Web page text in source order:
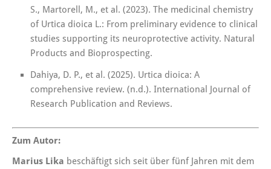
S., Martorell, M., et al. (2023). The medicinal chemistry
of Urtica dioica L.: From preliminary evidence to clinical
studies supporting its neuroprotective activity. Natural
Products and Bioprospecting.​
Dahiya, D. P., et al. (2025). Urtica dioica: A
comprehensive review. (n.d.). International Journal of
Research Publication and Reviews.
Zum Autor:
Marius Lika beschäftigt sich seit über fünf Jahren mit dem